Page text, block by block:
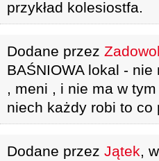
przykład kolesiostfa.
Dodane przez
BAŚNIOWA lokal -
, meni , i nie ma w
niech każdy robi to
Dodane przez Jątek,